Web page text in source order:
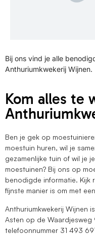
Bij ons vind je alle
Anthuriumkwekerij Wijnen.
Kom alles te
Ben je gek op
moestuin huren, wil je
gezamenlijke tuin of wil je
moestuinen? Bij ons op
benodigde informatie.
fijnste manier is om met
Anthuriumkwekerij Wijnen
Asten op de
telefoonnummer 31 493